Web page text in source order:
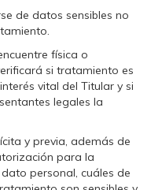
de datos sensibles no
física o
si tratamiento es
vital del Titular y si
legales la
y previa, además de
para la
personal, cuáles de